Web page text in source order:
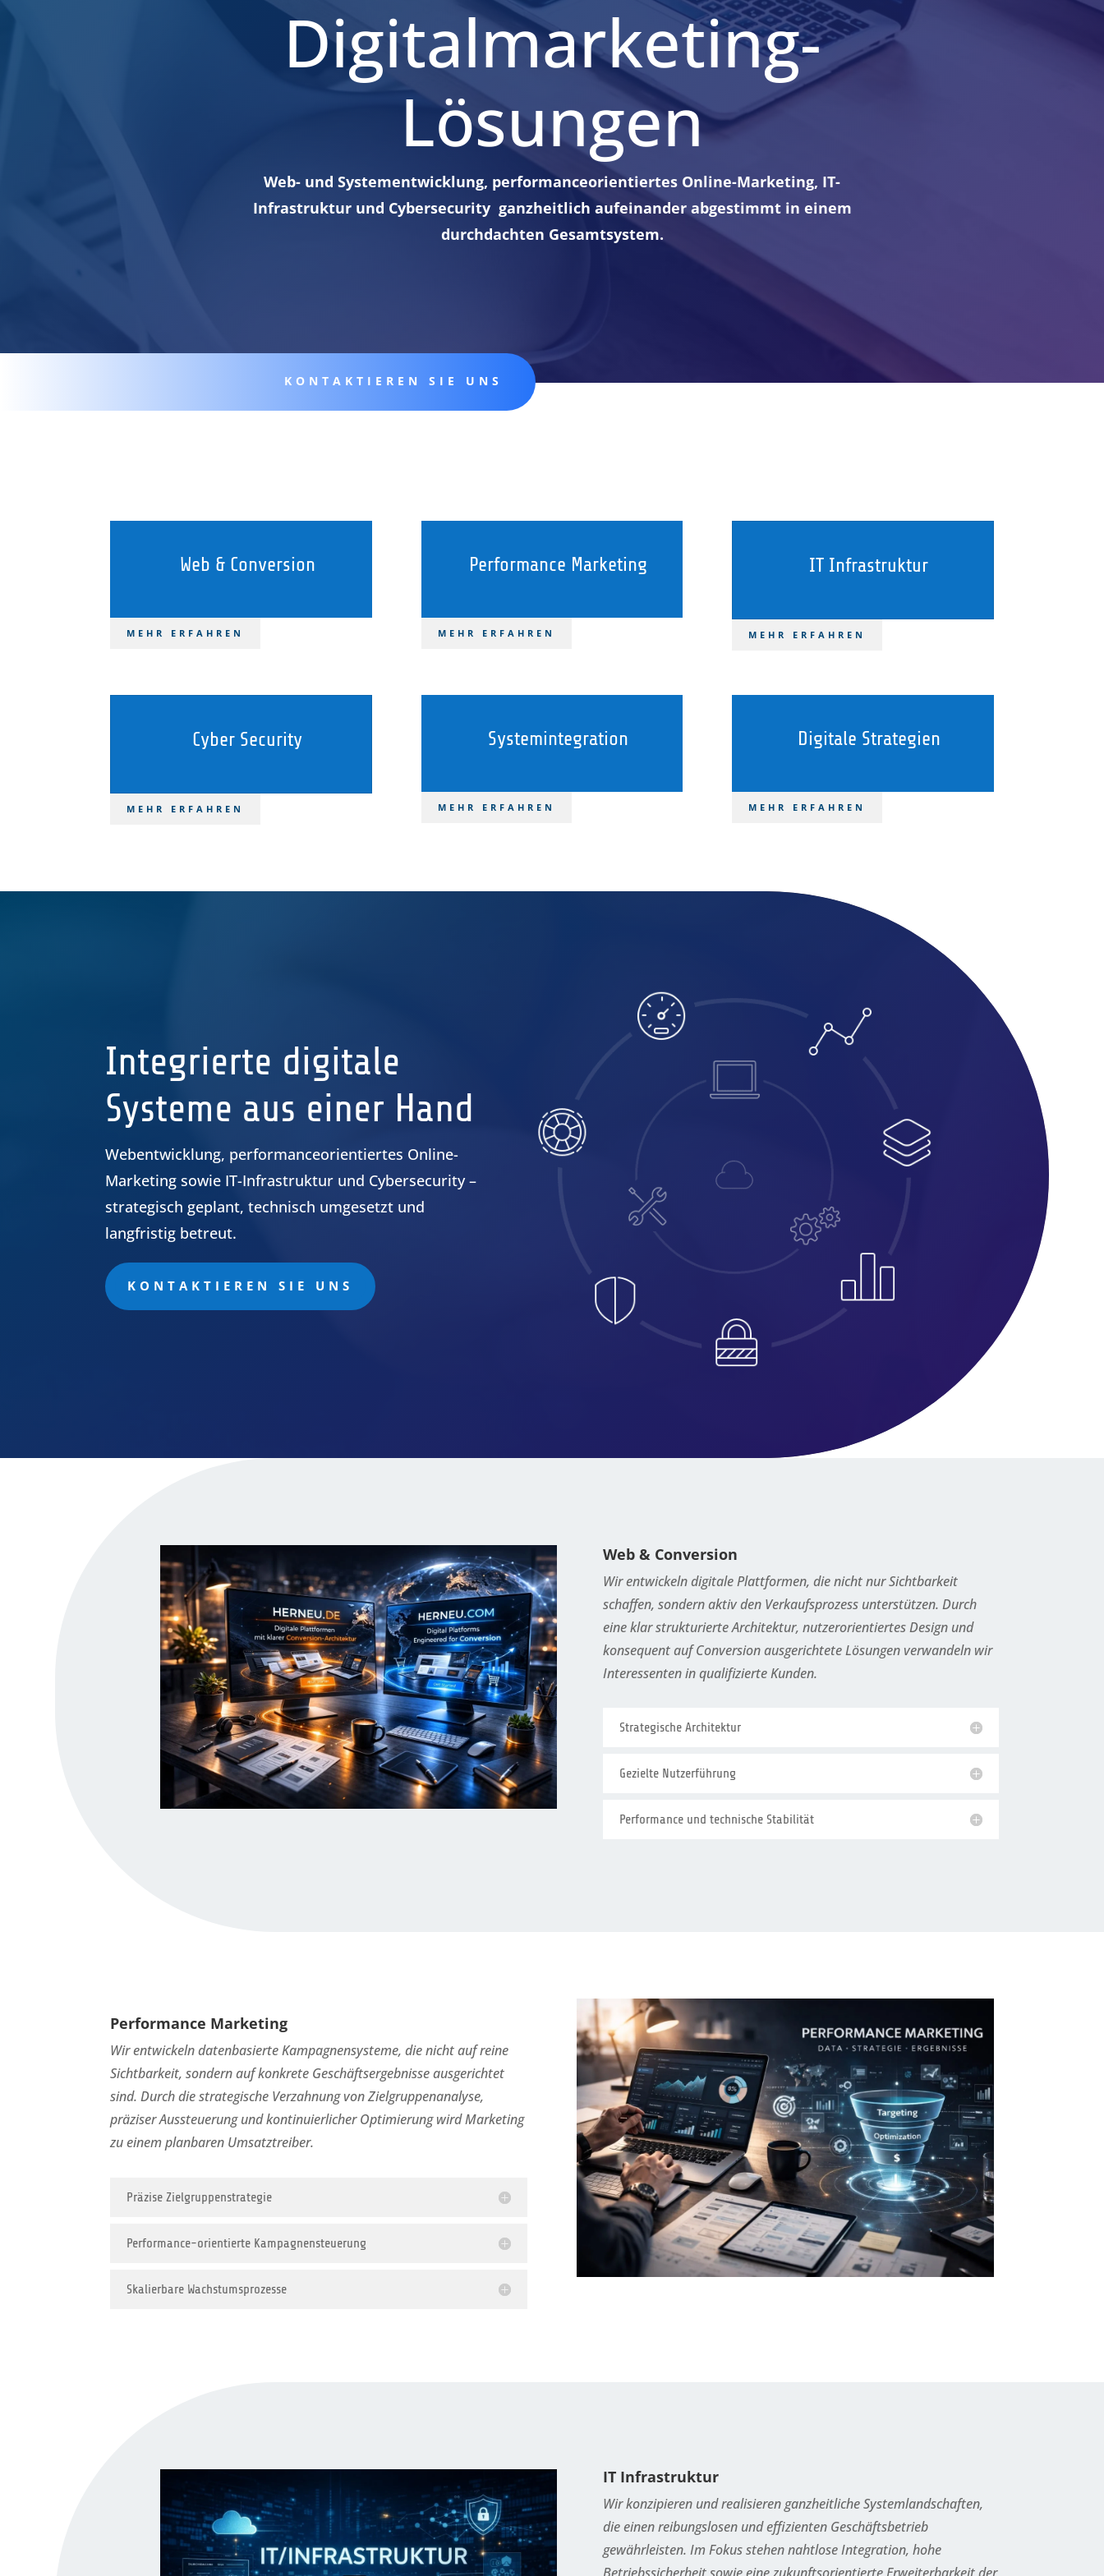
Digitalmarketing-
Lösungen
Web- und Systementwicklung, performanceorientiertes Online-Marketing, IT-
Infrastruktur und Cybersecurity ganzheitlich aufeinander abgestimmt in einem
durchdachten Gesamtsystem.
KONTAKTIEREN SIE UNS
Web & Conversion
MEHR ERFAHREN
Performance Marketing
MEHR ERFAHREN
IT Infrastruktur
MEHR ERFAHREN
Cyber Security
MEHR ERFAHREN
Systemintegration
MEHR ERFAHREN
Digitale Strategien
MEHR ERFAHREN
Integrierte digitale
Systeme aus einer Hand
Webentwicklung, performanceorientiertes Online-
Marketing sowie IT-Infrastruktur und Cybersecurity –
strategisch geplant, technisch umgesetzt und
langfristig betreut.
KONTAKTIEREN SIE UNS
Web & Conversion
Wir entwickeln digitale Plattformen, die nicht nur Sichtbarkeit
schaffen, sondern aktiv den Verkaufsprozess unterstützen. Durch
eine klar strukturierte Architektur, nutzerorientiertes Design und
konsequent auf Conversion ausgerichtete Lösungen verwandeln wir
Interessenten in qualifizierte Kunden.
Strategische Architektur
Gezielte Nutzerführung
Performance und technische Stabilität
Performance Marketing
Wir entwickeln datenbasierte Kampagnensysteme, die nicht auf reine
Sichtbarkeit, sondern auf konkrete Geschäftsergebnisse ausgerichtet
sind. Durch die strategische Verzahnung von Zielgruppenanalyse,
präziser Aussteuerung und kontinuierlicher Optimierung wird Marketing
zu einem planbaren Umsatztreiber.
Präzise Zielgruppenstrategie
Performance-orientierte Kampagnensteuerung
Skalierbare Wachstumsprozesse
IT Infrastruktur
Wir konzipieren und realisieren ganzheitliche Systemlandschaften,
die einen reibungslosen und effizienten Geschäftsbetrieb
gewährleisten. Im Fokus stehen nahtlose Integration, hohe
Betriebssicherheit sowie eine zukunftsorientierte Erweiterbarkeit der